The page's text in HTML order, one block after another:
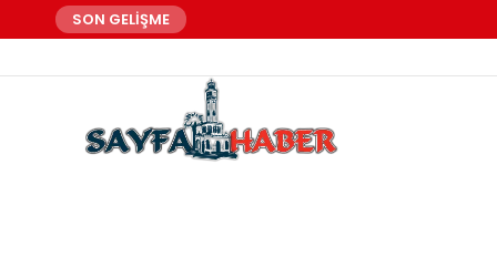
SON GELİŞME